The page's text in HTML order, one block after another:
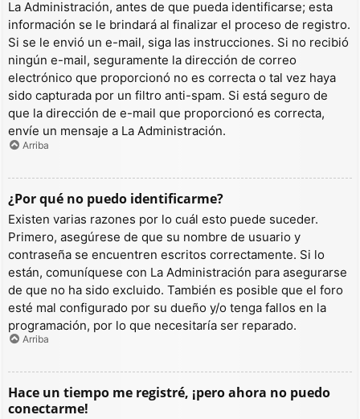
La Administración, antes de que pueda identificarse; esta
información se le brindará al finalizar el proceso de registro.
Si se le envió un e-mail, siga las instrucciones. Si no recibió
ningún e-mail, seguramente la dirección de correo
electrónico que proporcionó no es correcta o tal vez haya
sido capturada por un filtro anti-spam. Si está seguro de
que la dirección de e-mail que proporcionó es correcta,
envíe un mensaje a La Administración.
Arriba
¿Por qué no puedo identificarme?
Existen varias razones por lo cuál esto puede suceder.
Primero, asegúrese de que su nombre de usuario y
contraseña se encuentren escritos correctamente. Si lo
están, comuníquese con La Administración para asegurarse
de que no ha sido excluido. También es posible que el foro
esté mal configurado por su dueño y/o tenga fallos en la
programación, por lo que necesitaría ser reparado.
Arriba
Hace un tiempo me registré, ¡pero ahora no puedo
conectarme!